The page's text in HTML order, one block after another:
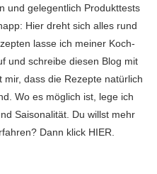
und gelegentlich Produkttests
Hier dreht sich alles rund
lasse ich meiner Koch-
und schreibe diesen Blog mit
dass die Rezepte natürlich
Wo es möglich ist, lege ich
Saisonalität. Du willst mehr
Dann klick HIER